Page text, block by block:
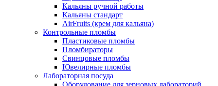
Кальяны ручной работы
Кальяны стандарт
AirFruits (крем для кальяна)
Контрольные пломбы
Пластиковые пломбы
Пломбираторы
Свинцовые пломбы
Ювелирные пломбы
Лабораторная посуда